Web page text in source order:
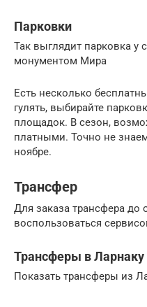
Парковки
Так выглядит парковка у
монументом Мира
Есть несколько
гулять, выбирайте
площадок. В сезон,
платными. Точно не
ноябре.
Трансфер
Для заказа трансфера до
воспользоваться
Трансферы в Ларнаку
Показать трансферы из